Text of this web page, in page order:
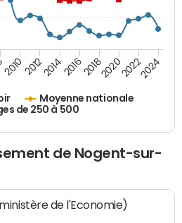
Moyenne nationale
de 250 à 500
20102012201420162018202020222024
de Nogent-sur-
de l'Economie)